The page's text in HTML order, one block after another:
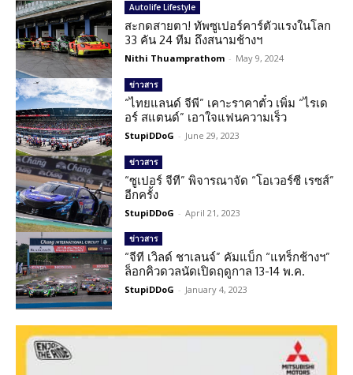
Autolife Lifestyle
สะกดสายตา! ทัพซูเปอร์คาร์ตัวแรงในโลก
33 คัน 24 ทีม ถึงสนามช้างฯ
Nithi Thuamprathom - May 9, 2024
ข่าวสาร
“ไทยแลนด์ จีพี” เคาะราคาตั๋ว เพิ่ม “ไรเด
อร์ สแตนด์” เอาใจแฟนความเร็ว
StupiDDoG - June 29, 2023
ข่าวสาร
“ซูเปอร์ จีที” พิจารณาจัด “โอเวอร์ซี เรซส์”
อีกครั้ง
StupiDDoG - April 21, 2023
ข่าวสาร
“จีที เวิลด์ ชาเลนจ์” คัมแบ็ก “แทร็กช้างฯ”
ล็อกคิวดวลนัดเปิดฤดูกาล 13-14 พ.ค.
StupiDDoG - January 4, 2023